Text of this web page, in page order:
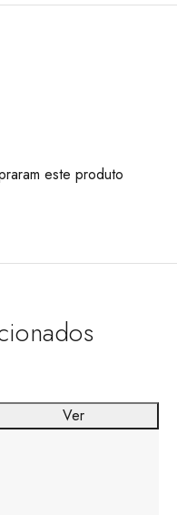
este produto
Ver